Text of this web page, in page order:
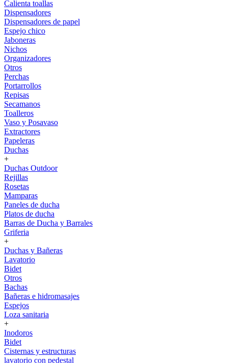
Calienta toallas
Dispensadores
Dispensadores de papel
Espejo chico
Jaboneras
Nichos
Organizadores
Otros
Perchas
Portarrollos
Repisas
Secamanos
Toalleros
Vaso y Posavaso
Extractores
Papeleras
Duchas
+
Duchas Outdoor
Rejillas
Rosetas
Mamparas
Paneles de ducha
Platos de ducha
Barras de Ducha y Barrales
Griferia
+
Duchas y Bañeras
Lavatorio
Bidet
Otros
Bachas
Bañeras e hidromasajes
Espejos
Loza sanitaria
+
Inodoros
Bidet
Cisternas y estructuras
lavatorio con pedestal